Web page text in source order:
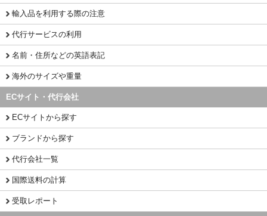
輸入品を利用する際の注意
代行サービスの利用
名前・住所などの英語表記
海外のサイズや重量
ECサイト・代行会社
ECサイトから探す
ブランドから探す
代行会社一覧
国際送料の計算
受取レポート